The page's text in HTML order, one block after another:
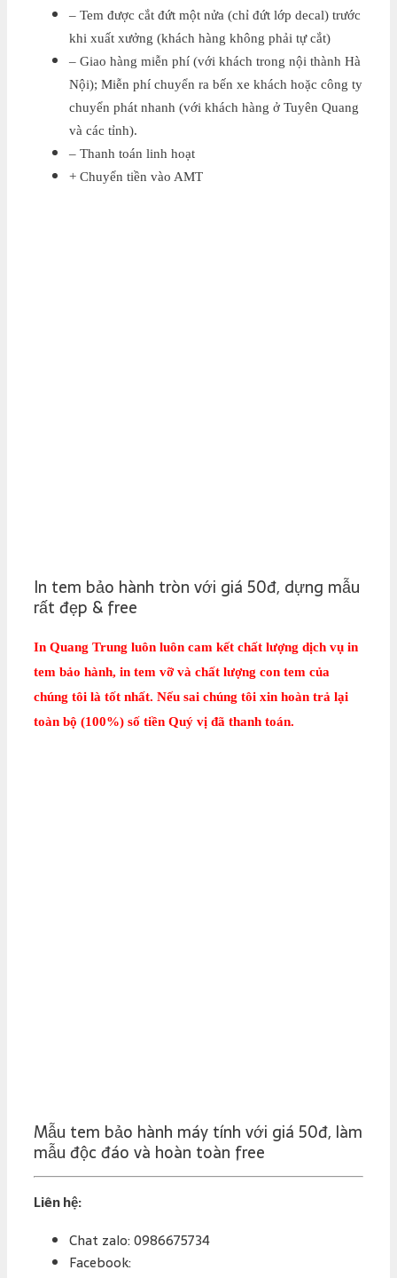
– Tem được cắt đứt một nửa (chỉ đứt lớp decal) trước
khi xuất xưởng (khách hàng không phải tự cắt)
– Giao hàng miễn phí (với khách trong nội thành Hà
Nội); Miễn phí chuyển ra bến xe khách hoặc công ty
chuyển phát nhanh (với khách hàng ở Tuyên Quang
và các tỉnh).
– Thanh toán linh hoạt
+ Chuyển tiền vào AMT
In tem bảo hành tròn với giá 50đ, dựng mẫu
rất đẹp & free
In Quang Trung luôn luôn cam kết chất lượng dịch vụ in
tem bảo hành, in tem vỡ và chất lượng con tem của
chúng tôi là tốt nhất. Nếu sai chúng tôi xin hoàn trả lại
toàn bộ (100%) số tiền Quý vị đã thanh toán.
Mẫu tem bảo hành máy tính với giá 50đ, làm
mẫu độc đáo và hoàn toàn free
Liên hệ:
Chat zalo: 0986675734
Facebook: